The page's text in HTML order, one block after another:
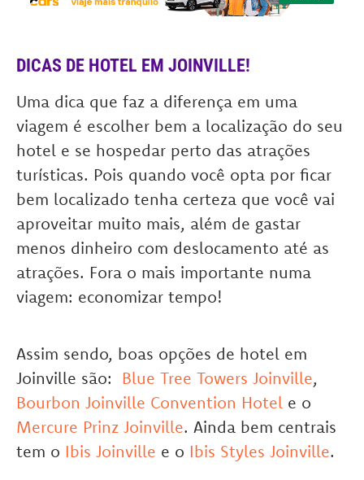
DICAS DE HOTEL EM JOINVILLE!
Uma dica que faz a diferença em uma
viagem é escolher bem a localização do seu
hotel e se hospedar perto das atrações
turísticas. Pois quando você opta por ficar
bem localizado tenha certeza que você vai
aproveitar muito mais, além de gastar
menos dinheiro com deslocamento até as
atrações. Fora o mais importante numa
viagem: economizar tempo!
Assim sendo, boas opções de hotel em
Joinville são: Blue Tree Towers Joinville,
Bourbon Joinville Convention Hotel e o
Mercure Prinz Joinville. Ainda bem centrais
tem o Ibis Joinville e o Ibis Styles Joinville.